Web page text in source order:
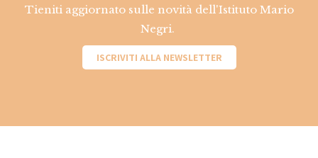
Tieniti aggiornato sulle novità dell'Istituto Mario
Negri.
ISCRIVITI ALLA NEWSLETTER